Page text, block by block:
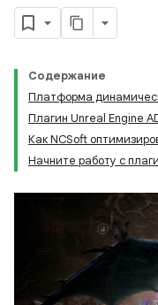
Содержание
Платформа
Плагин Unreal Engine
Как NCSoft
Начните работу с